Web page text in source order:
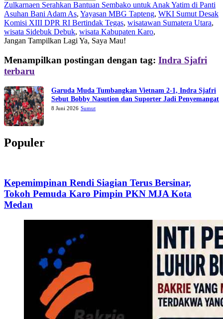
Zulkarnaen Serahkan Bantuan Sembako untuk Anak Yatim di Panti
Asuhan Bani Adam As, Yayasan MBG Tapteng, WKI Sumut Desak
Komisi XIII DPR RI Bertindak Tegas, wisatawan Sumatera Utara,
wisata Sidebuk Debuk, wisata Kabupaten Karo,
Jangan Tampilkan LagiYa, Saya Mau!
Menampilkan postingan dengan tag: Indra Sjafri
terbaru
Garuda Muda Tumbangkan Vietnam 2-1, Indra Sjafri
Sebut Bobby Nasution dan Suporter Jadi Penyemangat
8 Juni 2026 Sumut
Populer
Kepemimpinan Rendi Siagian Terus Bersinar,
Tokoh Pemuda Karo Pimpin PKN MJA Kota
Medan